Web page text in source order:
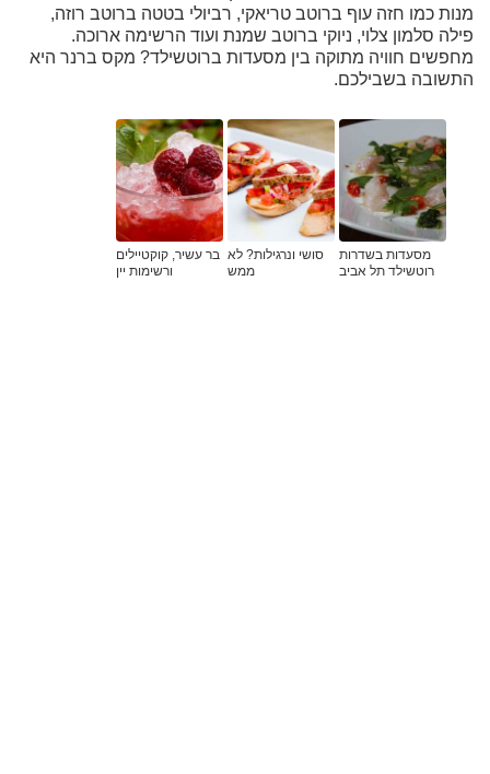
מנות כמו חזה עוף ברוטב טריאקי, רביולי בטטה ברוטב רוזה,
פילה סלמון צלוי, ניוקי ברוטב שמנת ועוד הרשימה ארוכה.
מחפשים חוויה מתוקה בין מסעדות ברוטשילד? מקס ברנר היא
התשובה בשבילכם.
מסעדות בשדרות
רוטשילד תל אביב
סושי ונרגילות? לא
ממש
בר עשיר, קוקטיילים
ורשימות יין